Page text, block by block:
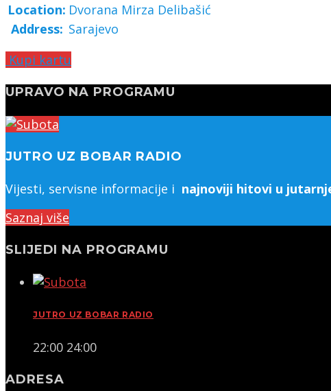
Location: Dvorana Mirza Delibašić
Address: Sarajevo
Kupi kartu
UPRAVO NA PROGRAMU
JUTRO UZ BOBAR RADIO
Vijesti, servisne informacije i najnoviji hitovi u
Saznaj više
SLIJEDI NA PROGRAMU
JUTRO UZ BOBAR RADIO
22:00 24:00
ADRESA